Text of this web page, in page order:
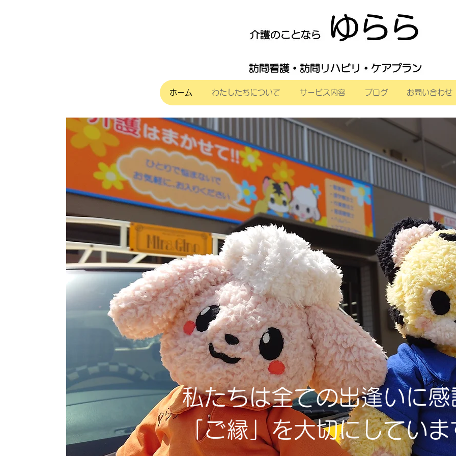
ホーム わたしたちについて サービス内容 ブログ お問い合わせ
私たちは全ての出逢いに感
「ご縁」を大切にしていま